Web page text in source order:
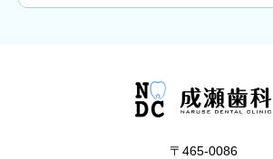
〒465-0086